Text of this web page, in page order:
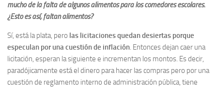
mucho de la falta de algunos alimentos para los comedores escolares.
¿Esto es así, faltan alimentos?
Sí, está la plata, pero las licitaciones quedan desiertas porque
especulan por una cuestión de inflación. Entonces dejan caer una
licitación, esperan la siguiente e incrementan los montos. Es decir,
paradójicamente está el dinero para hacer las compras pero por una
cuestión de reglamento interno de administración pública, tiene